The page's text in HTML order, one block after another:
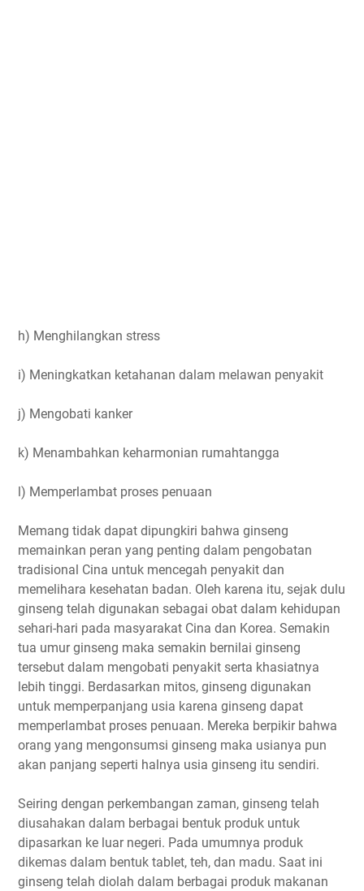
h) Menghilangkan stress
i) Meningkatkan ketahanan dalam melawan penyakit
j) Mengobati kanker
k) Menambahkan keharmonian rumahtangga
l) Memperlambat proses penuaan
Memang tidak dapat dipungkiri bahwa ginseng
memainkan peran yang penting dalam pengobatan
tradisional Cina untuk mencegah penyakit dan
memelihara kesehatan badan. Oleh karena itu, sejak dulu
ginseng telah digunakan sebagai obat dalam kehidupan
sehari-hari pada masyarakat Cina dan Korea. Semakin
tua umur ginseng maka semakin bernilai ginseng
tersebut dalam mengobati penyakit serta khasiatnya
lebih tinggi. Berdasarkan mitos, ginseng digunakan
untuk memperpanjang usia karena ginseng dapat
memperlambat proses penuaan. Mereka berpikir bahwa
orang yang mengonsumsi ginseng maka usianya pun
akan panjang seperti halnya usia ginseng itu sendiri.
Seiring dengan perkembangan zaman, ginseng telah
diusahakan dalam berbagai bentuk produk untuk
dipasarkan ke luar negeri. Pada umumnya produk
dikemas dalam bentuk tablet, teh, dan madu. Saat ini
ginseng telah diolah dalam berbagai produk makanan